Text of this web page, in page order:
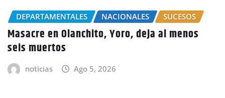
Por el delito de estafa detienen a mujer en
Choluteca
noticias